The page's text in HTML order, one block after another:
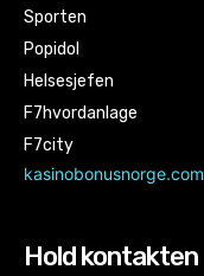
Sporten
Popidol
Helsesjefen
F7hvordanlage
F7city
kasinobonusnorge.com
Hold kontakten